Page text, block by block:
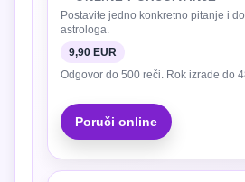
Postavite jedno konkretno pitanje i
astrologa.
9,90 EUR
Odgovor do 500 reči. Rok izrade do
Poruči online